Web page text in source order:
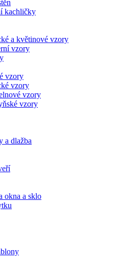
kachličky
a květinové vzory
vzory
vzory
vzory
vzory
vzory
a dlažba
okna a sklo